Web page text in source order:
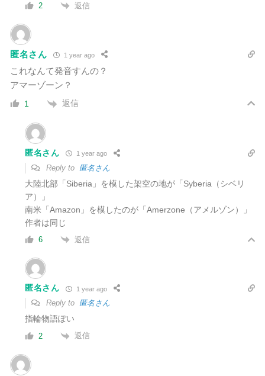
2 返信
匿名さん 1 year ago
これなんて発音すんの？
アマーゾーン？
1 返信
匿名さん 1 year ago
Reply to 匿名さん
大陸北部「Siberia」を模した架空の地が「Syberia（シベリ
ア）」
南米「Amazon」を模したのが「Amerzone（アメルゾン）」
作者は同じ
6 返信
匿名さん 1 year ago
Reply to 匿名さん
指輪物語ぽい
2 返信